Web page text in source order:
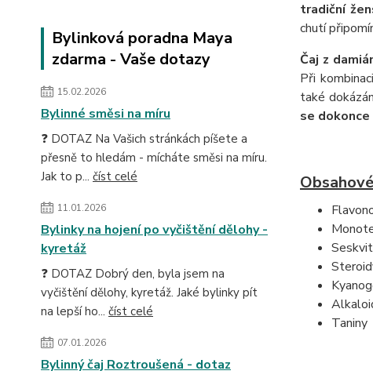
Bylinková poradna Maya
zdarma - Vaše dotazy
15.02.2026
Bylinné směsi na míru
❓ DOTAZ Na Vašich stránkách píšete a
přesně to hledám - mícháte směsi na míru.
Jak to p... číst celé
11.01.2026
Bylinky na hojení po vyčištění dělohy -
kyretáž
❓ DOTAZ Dobrý den, byla jsem na
vyčištění dělohy, kyretáž. Jaké bylinky pít
na lepší ho... číst celé
07.01.2026
Bylinný čaj Roztroušená - dotaz
tradiční
chutí
Čaj z
Při
také
se
Taniny